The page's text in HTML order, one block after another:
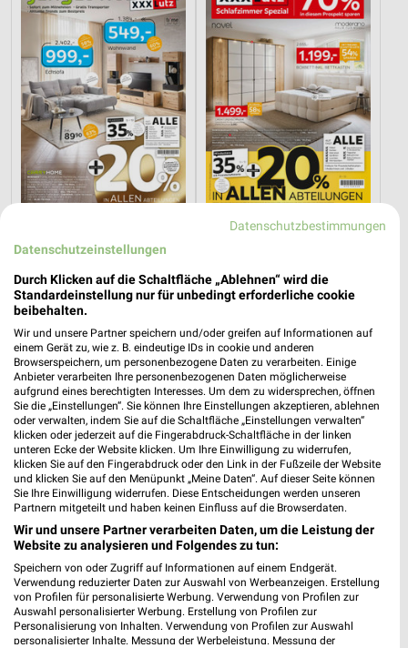
Junges Wohnen
22,5 km
XXXLutz
22,5 km
Junges Wohnen
Gültig bis Fr. 14.08.
XXXLutz
22,5 km
Noch heute gültig
Datenschutzbestimmungen
Datenschutzeinstellungen
Durch Klicken auf die Schaltfläche „Ablehnen“ wird die
Standardeinstellung nur für unbedingt erforderliche cookie
beibehalten.
Wir und unsere Partner speichern und/oder greifen auf Informationen auf
einem Gerät zu, wie z. B. eindeutige IDs in cookie und anderen
Browserspeichern, um personenbezogene Daten zu verarbeiten. Einige
Anbieter verarbeiten Ihre personenbezogenen Daten möglicherweise
aufgrund eines berechtigten Interesses. Um dem zu widersprechen, öffnen
Sie die „Einstellungen“. Sie können Ihre Einstellungen akzeptieren, ablehnen
oder verwalten, indem Sie auf die Schaltfläche „Einstellungen verwalten“
klicken oder jederzeit auf die Fingerabdruck-Schaltfläche in der linken
unteren Ecke der Website klicken. Um Ihre Einwilligung zu widerrufen,
klicken Sie auf den Fingerabdruck oder den Link in der Fußzeile der Website
und klicken Sie auf den Menüpunkt „Meine Daten“. Auf dieser Seite können
Sie Ihre Einwilligung widerrufen. Diese Entscheidungen werden unseren
Partnern mitgeteilt und haben keinen Einfluss auf die Browserdaten.
Wir und unsere Partner verarbeiten Daten, um die Leistung der
Website zu analysieren und Folgendes zu tun:
Speichern von oder Zugriff auf Informationen auf einem Endgerät.
Verwendung reduzierter Daten zur Auswahl von Werbeanzeigen. Erstellung
von Profilen für personalisierte Werbung. Verwendung von Profilen zur
Auswahl personalisierter Werbung. Erstellung von Profilen zur
Personalisierung von Inhalten. Verwendung von Profilen zur Auswahl
personalisierter Inhalte. Messung der Werbeleistung. Messung der